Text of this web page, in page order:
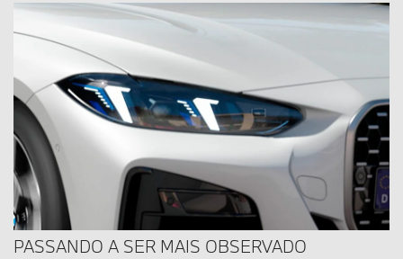
PASSANDO A SER MAIS OBSERVADO